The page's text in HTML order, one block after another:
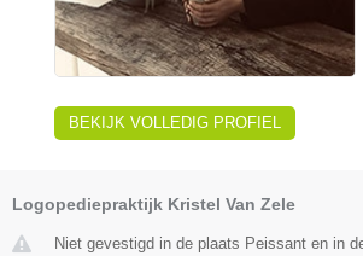
BEKIJK VOLLEDIG PROFIEL
Logopediepraktijk Kristel Van Zele
Niet gevestigd in de plaats Peissant en in